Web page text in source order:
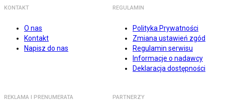
KONTAKT
O nas
Kontakt
Napisz do nas
REGULAMIN
Polityka Prywatności
Zmiana ustawień zgód
Regulamin serwisu
Informacje o nadawcy
Deklaracja dostępności
REKLAMA I PRENUMERATA PARTNERZY